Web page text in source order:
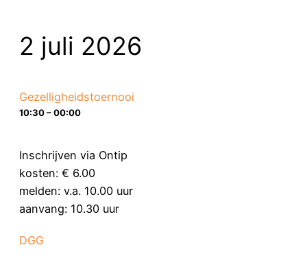
2 juli 2026
Gezelligheidstoernooi
10:30 – 00:00
Inschrijven via Ontip
kosten: € 6.00
melden: v.a. 10.00 uur
aanvang: 10.30 uur
DGG